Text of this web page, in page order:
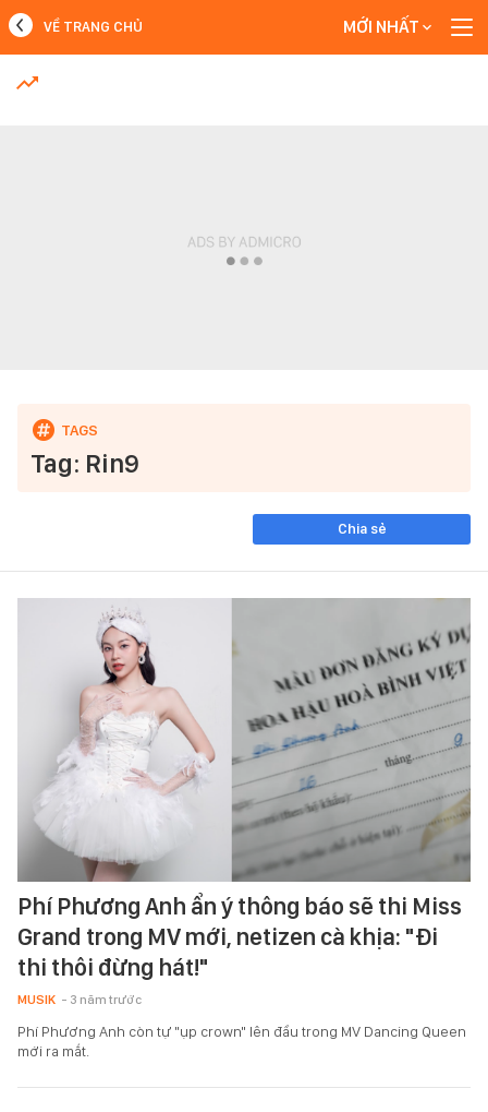
MỚI NHẤT
VỀ TRANG CHỦ MỚI NHẤT
Tag: Rin9
Chia sẻ
Phí Phương Anh ẩn ý thông báo sẽ thi Miss
Grand trong MV mới, netizen cà khịa: "Đi
thi thôi đừng hát!"
MUSIK - 3 năm trước
Phí Phương Anh còn tự "ụp crown" lên đầu trong MV Dancing Queen
mới ra mắt.